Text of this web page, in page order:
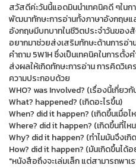
สวัสดีค่ะวันนี้แอดมินนำเทคนิคดี ๆใน
พัฒนาทักษะการอ่านทั้งภาษาอังกฤษแ
อังกฤษมีบทบาทในชีวิตประจำวันของ
อยากมาช่วยส่งเสริมทักษะด้านการอ่
คำถาม 5W1H ซึ่งเป็นเทคนิคในการตั้
ส่งผลให้เกิดทักษะการอ่าน การคิดวิเ
ความประกอบด้วย
WHO? was Involved? (เรื่องนี้เกี่ยว
What? happened? (เกิดอะไรขึ้น)
When? did it happen? (เกิดขึ้นเมื่อไ
Where? did it happen? (เกิดขึ้นที่ไห
Why? did it happen? (ทำไมมันจึงเกิ
How? did it happen? (มันเกิดขึ้นได้อ
"หนังสือถึงจะเล่มเล็ก แต่สามารถพาเ